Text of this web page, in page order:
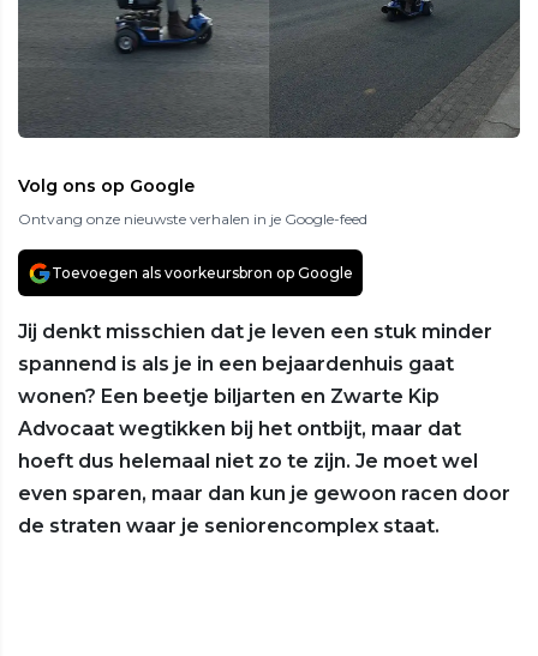
Volg ons op Google
Ontvang onze nieuwste verhalen in je Google-feed
Toevoegen als voorkeursbron op Google
Jij denkt misschien dat je leven een stuk minder
spannend is als je in een bejaardenhuis gaat
wonen? Een beetje biljarten en Zwarte Kip
Advocaat wegtikken bij het ontbijt, maar dat
hoeft dus helemaal niet zo te zijn. Je moet wel
even sparen, maar dan kun je gewoon racen door
de straten waar je seniorencomplex staat.